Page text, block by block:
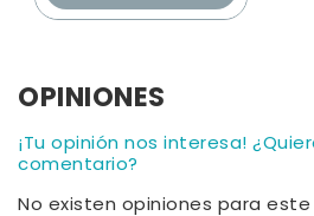
OPINIONES
¡Tu opinión nos interesa!
comentario?
No existen opiniones para